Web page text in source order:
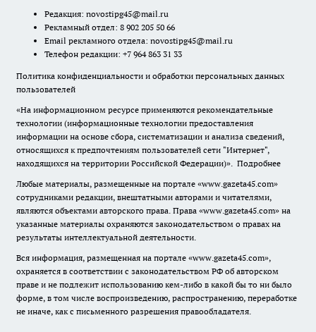
Редакция: novostipg45@mail.ru
Рекламный отдел: 8 902 205 50 66
Email рекламного отдела: novostipg45@mail.ru
Телефон редакции: +7 964 863 31 33
Политика конфиденциальности и обработки персональных данных
пользователей
«На информационном ресурсе применяются рекомендательные
технологии (информационные технологии предоставления
информации на основе сбора, систематизации и анализа сведений,
относящихся к предпочтениям пользователей сети "Интернет",
находящихся на территории Российской Федерации)». Подробнее
Любые материалы, размещенные на портале «www.gazeta45.com»
сотрудниками редакции, внештатными авторами и читателями,
являются объектами авторского права. Права «www.gazeta45.com» на
указанные материалы охраняются законодательством о правах на
результаты интеллектуальной деятельности.
Вся информация, размещенная на портале «www.gazeta45.com»,
охраняется в соответствии с законодательством РФ об авторском
праве и не подлежит использованию кем-либо в какой бы то ни было
форме, в том числе воспроизведению, распространению, переработке
не иначе, как с письменного разрешения правообладателя.